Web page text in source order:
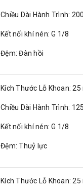
Chiều Dài Hành Trình:
Kết nối khí nén: G 1/8
Đệm: Đàn hồi
Kích Thước Lỗ Khoan: 25
Chiều Dài Hành Trình:
Kết nối khí nén: G 1/8
Đệm: Thuỷ lực
Kích Thước Lỗ Khoan: 25